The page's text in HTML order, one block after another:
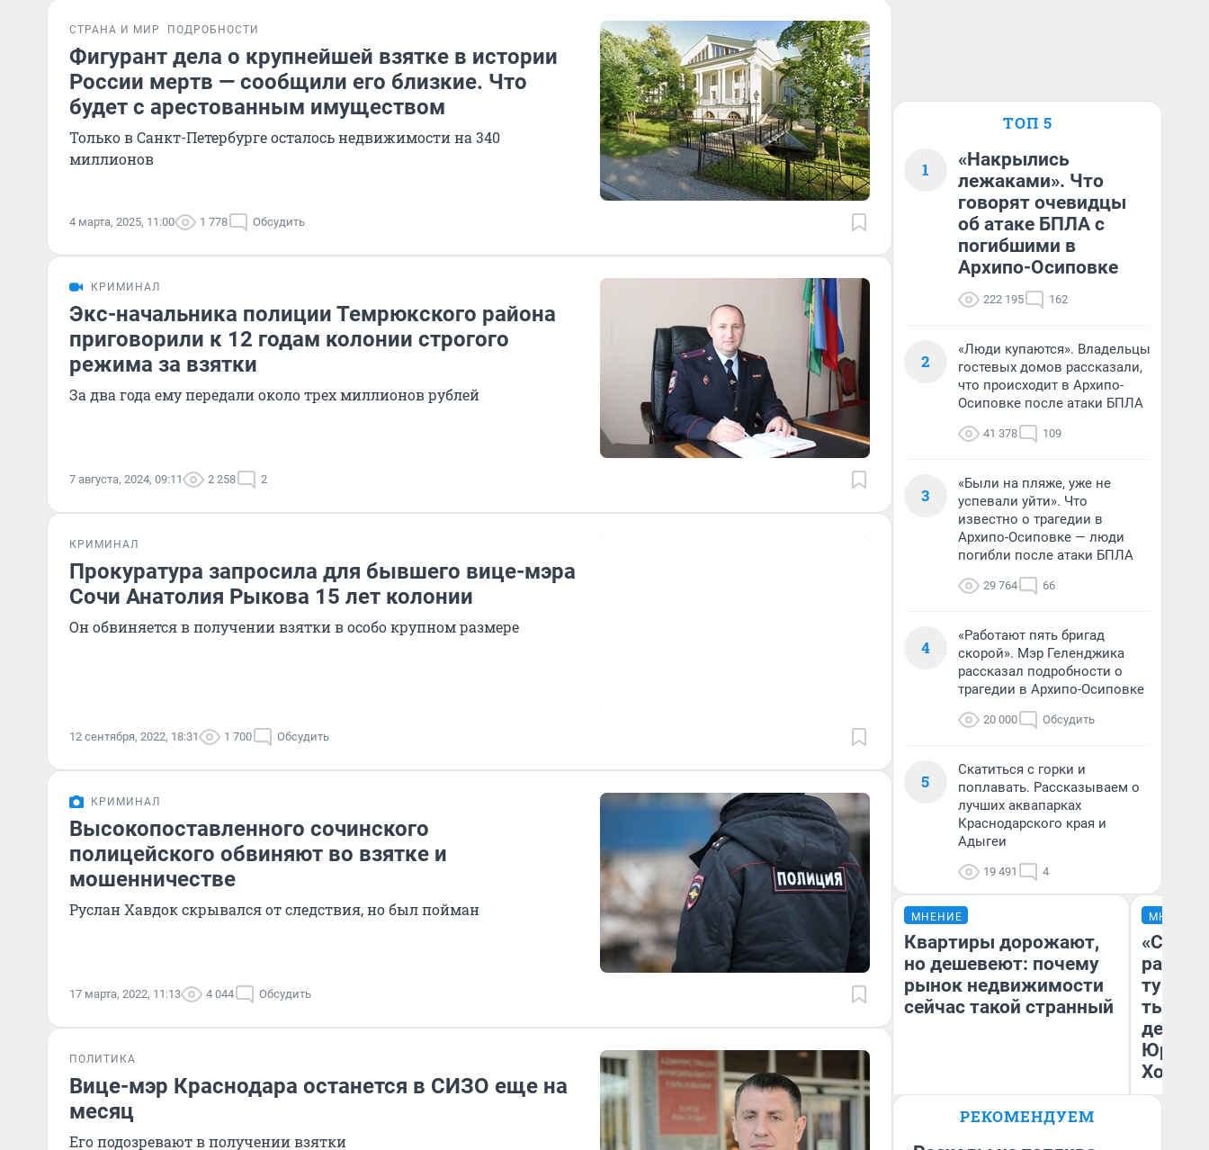
СТРАНА И МИР ПОДРОБНОСТИ
Фигурант дела о крупнейшей взятке в истории
России мертв — сообщили его близкие. Что
будет с арестованным имуществом
Только в Санкт-Петербурге осталось недвижимости на 340
миллионов
4 марта, 2025, 11:00 1 778 Обсудить
КРИМИНАЛ
Экс-начальника полиции Темрюкского района
приговорили к 12 годам колонии строгого
режима за взятки
За два года ему передали около трех миллионов рублей
7 августа, 2024, 09:11 2 258 2
КРИМИНАЛ
Прокуратура запросила для бывшего вице-мэра
Сочи Анатолия Рыкова 15 лет колонии
Он обвиняется в получении взятки в особо крупном размере
12 сентября, 2022, 18:31 1 700 Обсудить
КРИМИНАЛ
Высокопоставленного сочинского
полицейского обвиняют во взятке и
мошенничестве
Руслан Хавдок скрывался от следствия, но был пойман
17 марта, 2022, 11:13 4 044 Обсудить
ПОЛИТИКА
Вице-мэр Краснодара останется в СИЗО еще на
месяц
Его подозревают в получении взятки
ТОП 5
1
«Накрылись
лежаками». Что
говорят очевидцы
об атаке БПЛА с
погибшими в
Архипо-Осиповке
222 195 162
2
«Люди купаются». Владельцы
гостевых домов рассказали,
что происходит в Архипо-
Осиповке после атаки БПЛА
41 378 109
3
«Были на пляже, уже не
успевали уйти». Что
известно о трагедии в
Архипо-Осиповке — люди
погибли после атаки БПЛА
29 764 66
4
«Работают пять бригад
скорой». Мэр Геленджика
рассказал подробности о
трагедии в Архипо-Осиповке
20 000 Обсудить
5
Скатиться с горки и
поплавать. Рассказываем о
лучших аквапарках
Краснодарского края и
Адыгеи
19 491 4
МНЕНИЕ
Квартиры дорожают,
но дешевеют: почему
рынок недвижимости
сейчас такой странный
Екатерина Торопова
недвижимости
МНЕНИЕ
тысяч,
день
РЕКОМЕНДУЕМ